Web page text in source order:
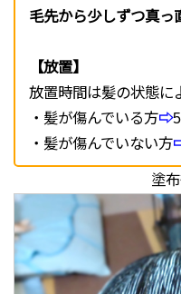
毛先から少しずつ真っ
【放置】
放置時間は髪の状態に
・髪が傷んでいる方⇨
・髪が傷んでいない方
塗